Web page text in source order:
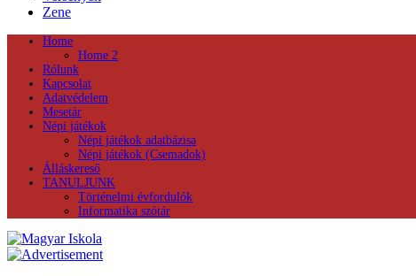
Zene
Home
Home 2
Rólunk
Kapcsolat
Adatvédelem
Mesetár
Népi játékok
Népi játékok adatbázisa
Népi játékok (Csemadok)
Álláskereső
TANULJUNK
Történelmi évfordulók
Informatika szótár